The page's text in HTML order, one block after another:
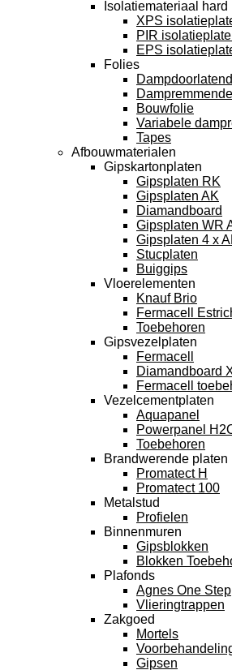
Isolatiemateriaal hard
XPS
PIR
EPS
Folies
Bouwfolie
Variabele
Tapes
Afbouwmaterialen
Gipskartonplaten
Gipsplaten RK
Gipsplaten AK
Diamandboard
Gipsplaten WR
Gipsplaten 4 x
Stucplaten
Buiggips
Vloerelementen
Knauf Brio
Fermacell
Toebehoren
Gipsvezelplaten
Fermacell
Diamandboard
Fermacell
Vezelcementplaten
Aquapanel
Powerpanel
Toebehoren
Brandwerende platen
Promatect H
Promatect 100
Metalstud
Profielen
Binnenmuren
Gipsblokken
Blokken
Plafonds
Agnes One Step
Vlieringtrappen
Zakgoed
Mortels
Gipsen